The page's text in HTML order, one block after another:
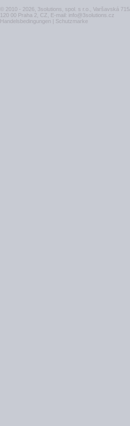
© 2010 - 2026, 3solutions, spol. s r.o., Varšavská
120 00 Praha 2, CZ, E-mail: info@3solutions.cz
Handelsbedingungen | Schutzmarke